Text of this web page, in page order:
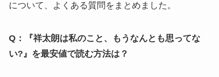
について、よくある質問をまとめました。
Q：『祥太朗は私のこと、もうなんとも思ってな
い?』を最安値で読む方法は？